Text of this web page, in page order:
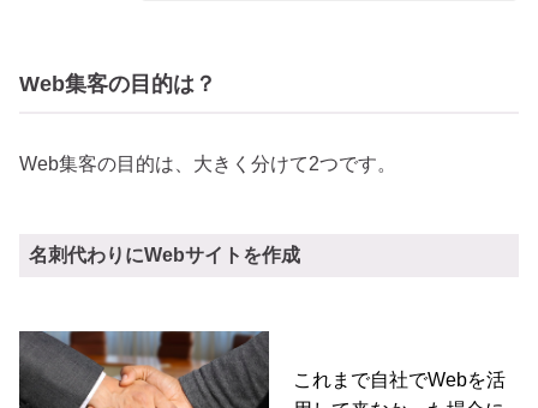
Web集客の目的は？
Web集客の目的は、大きく分けて2つです。
名刺代わりにWebサイトを作成
これまで自社でWebを活